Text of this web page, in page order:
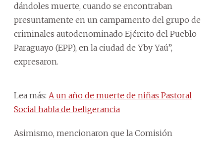
dándoles muerte, cuando se encontraban
presuntamente en un campamento del grupo de
criminales autodenominado Ejército del Pueblo
Paraguayo (EPP), en la ciudad de Yby Yaú”,
expresaron.
Lea más: A un año de muerte de niñas Pastoral
Social habla de beligerancia
Asimismo, mencionaron que la Comisión